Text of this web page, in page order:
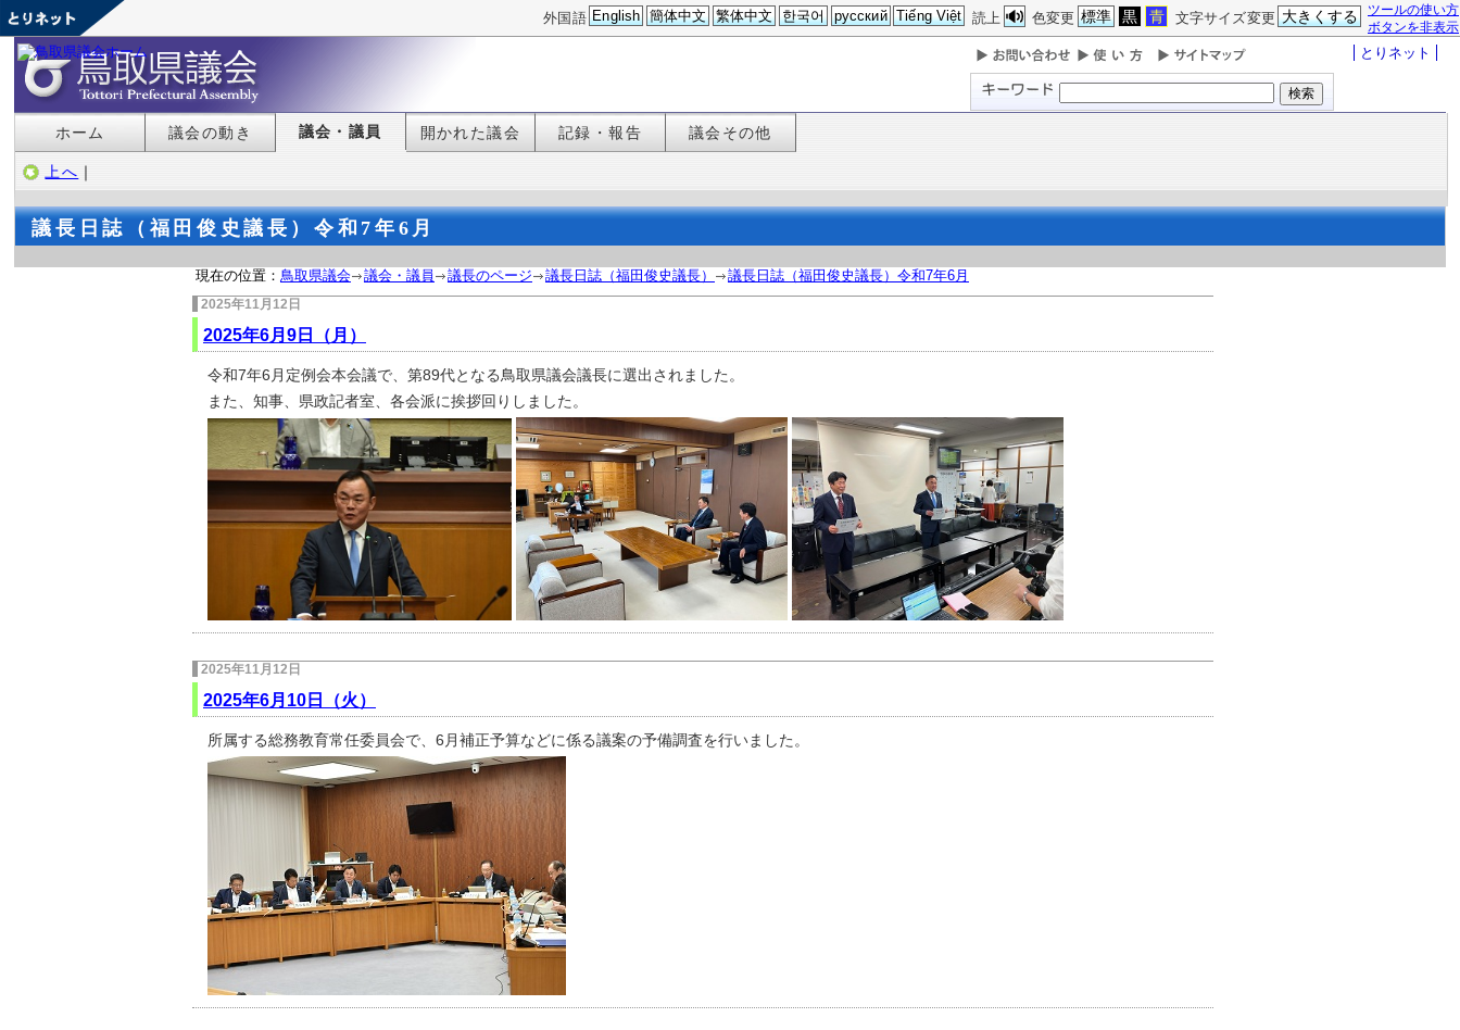
ツールの使い方
ボタンを非表示
文字サイズ変更 大きくする
色変更 標準 黒 青
読上
外国語 English 簡体中文 繁体中文 한국어 русский Tiếng Việt
とりネット
ホーム 議会の動き 議会・議員 開かれた議会 記録・報告 議会その他
上へ ｜
議長日誌（福田俊史議長）令和7年6月
現在の位置： 鳥取県議会 議会・議員 議長のページ 議長日誌（福田俊史議長） 議長日誌（福田俊史議長）令和7年6月
2025年11月12日
2025年6月9日（月）
令和7年6月定例会本会議で、第89代となる鳥取県議会議長に選出されました。
また、知事、県政記者室、各会派に挨拶回りしました。
2025年11月12日
2025年6月10日（火）
所属する総務教育常任委員会で、6月補正予算などに係る議案の予備調査を行いました。